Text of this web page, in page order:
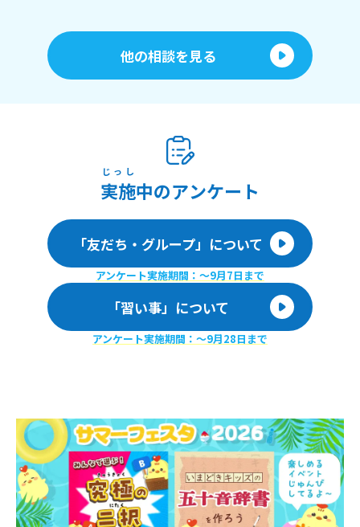
他の相談を見る
実施
じっし
中のアンケート
「友だち・グループ」について
アンケート実施期間：〜9月7日まで
「習い事」について
アンケート実施期間：〜9月28日まで